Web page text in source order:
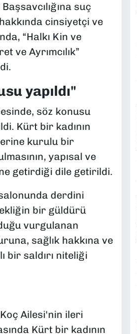
suç
cinsiyetçi ve
“Halkı Kin ve
ve Ayrımcılık”
yapıldı"
söz konusu
Kürt bir kadının
kurulu bir
yapısal ve
getirdiği dile getirildi.
derdini
bir güldürü
vurgulanan
sağlık hakkına ve
bir saldırı niteliği
Ailesi'nin ileri
Kürt bir kadının